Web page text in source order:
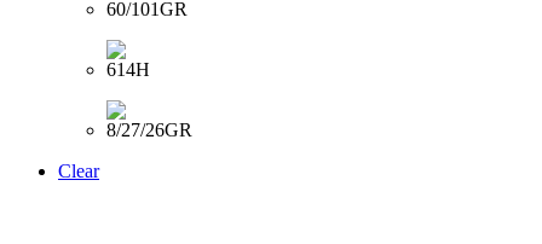
Clear